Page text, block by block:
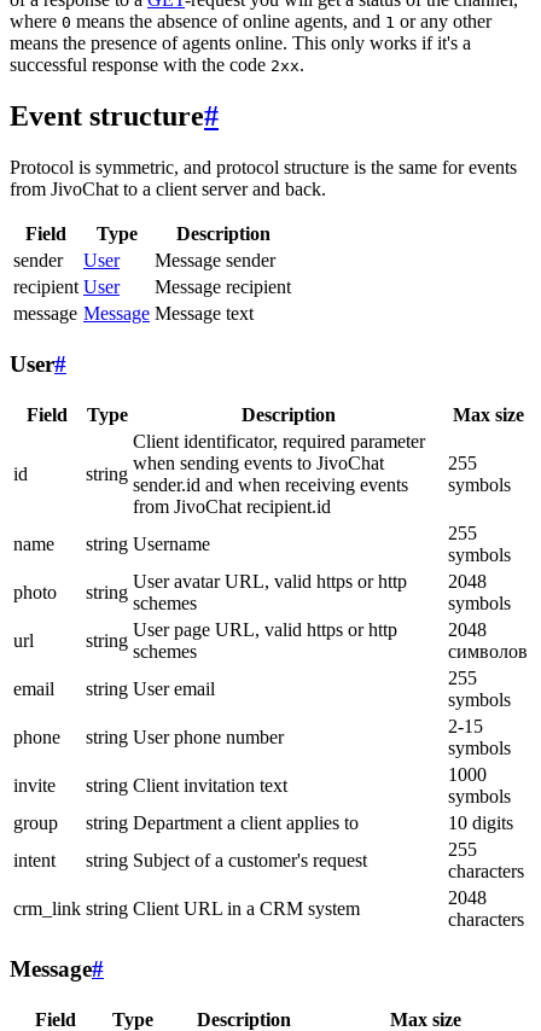
where 0 means the absence of online agents, and 1 or any other
means the presence of agents online. This only works if it's a
successful response with the code 2xx.
Event structure#
Protocol is symmetric, and protocol structure is the same for events
from JivoChat to a client server and back.
Field Type
Description
sender
User
Message sender
recipient User
Message recipient
message Message Message text
User#
Field Type Description Max size
id string
Client identificator, required parameter
when sending events to JivoChat
sender.id and when receiving events
from JivoChat recipient.id
255
symbols
name string Username
255
symbols
photo
string
User avatar URL, valid https or http
schemes
2048
symbols
url
string
User page URL, valid https or http
schemes
2048
символов
email
string User email
255
symbols
phone
string User phone number
2-15
symbols
invite
string Client invitation text
1000
symbols
group
string Department a client applies to
10 digits
intent
string Subject of a customer's request
255
characters
crm_link string Client URL in a CRM system
2048
characters
Message#
Field Type Description Max size